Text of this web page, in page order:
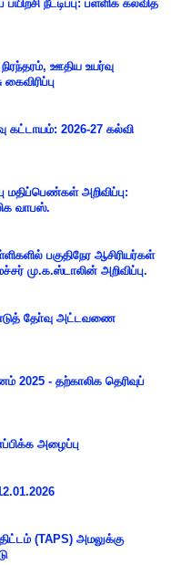
நீட்டிப்பு: பள்ளிக் கல்வித்
ஊதிய உயர்வு
கட்டாயம்: 2026-27 கல்வி
மதிப்பெண்கள் அறிவிப்பு:
வாபஸ்.
பகுதிநேர ஆசிரியர்கள்
மு.க.ஸ்டாலின் அறிவிப்பு.
தோ்வு அட்டவணை
2025 - தற்காலிக தெரிவுப்
அழைப்பு
(TAPS) அமலுக்கு